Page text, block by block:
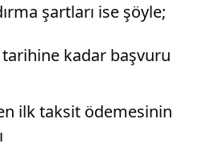
şartları ise şöyle;
kadar başvuru
ilk taksit ödemesinin